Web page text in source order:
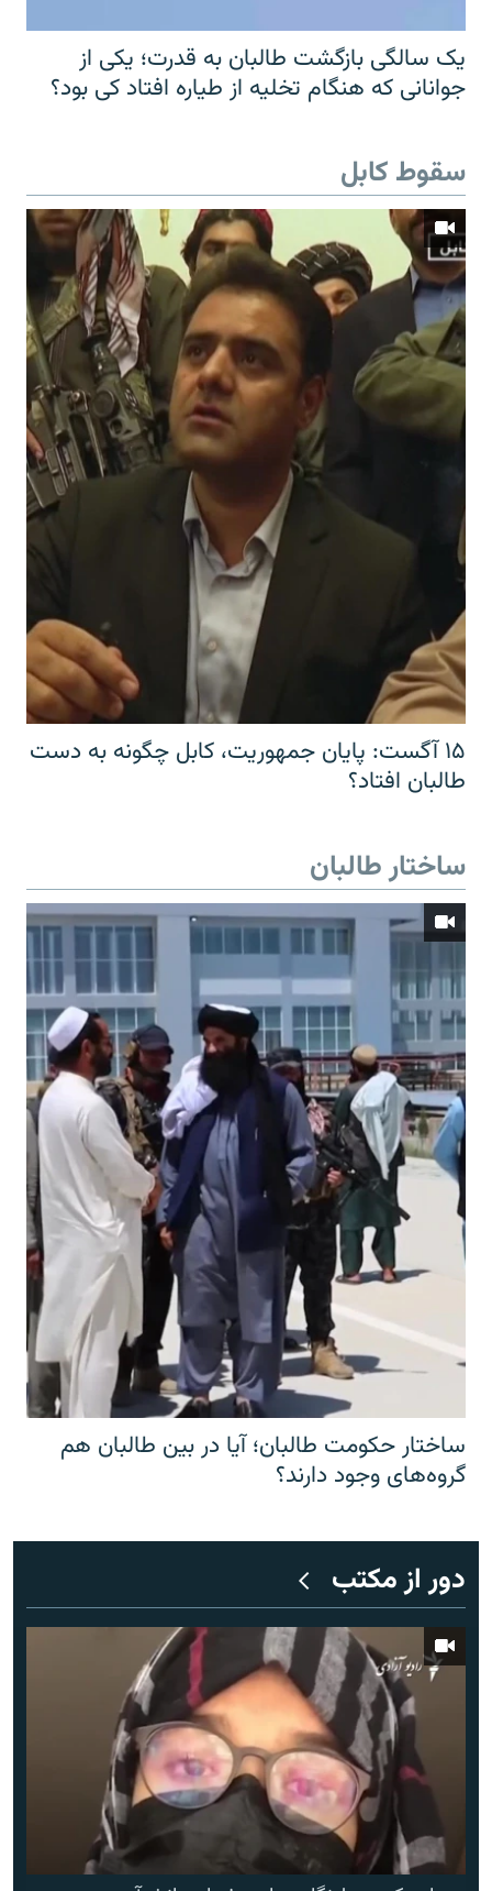
یک سالگی بازگشت طالبان به قدرت؛ یکی از
جوانانی که هنگام تخلیه از طیاره افتاد کی بود؟
سقوط کابل
۱۵ آگست: پایان جمهوریت، کابل چگونه به دست
طالبان افتاد؟
ساختار طالبان
ساختار حکومت طالبان؛ آیا در بین طالبان هم
گروه‌های وجود دارند؟
دور از مکتب